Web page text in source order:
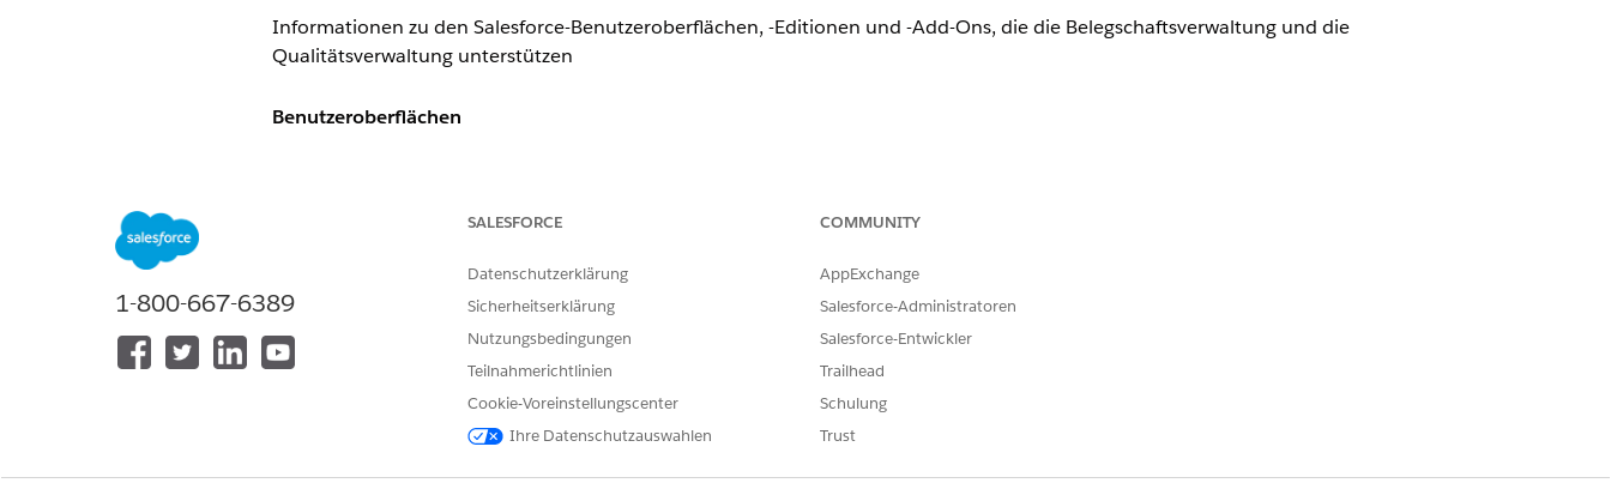
Informationen zu den Salesforce-Benutzeroberflächen, -Editionen und -Add-Ons, die die Belegschaftsverwaltung und die
Qualitätsverwaltung unterstützen
Benutzeroberflächen
Die Belegschafts- und Qualitätsverwaltung ist in diesen Editionen verfügbar.
1-800-667-6389
SALESFORCE
Datenschutzerklärung
Sicherheitserklärung
Nutzungsbedingungen
Teilnahmerichtlinien
Cookie-Voreinstellungscenter
Ihre Datenschutzauswahlen
COMMUNITY
AppExchange
Salesforce-Administratoren
Salesforce-Entwickler
Trailhead
Schulung
Trust